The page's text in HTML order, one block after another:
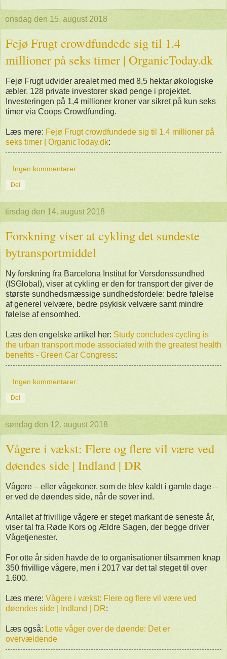
onsdag den 15. august 2018
Fejø Frugt crowdfundede sig til 1.4
millioner på seks timer | OrganicToday.dk
Fejø Frugt udvider arealet med med 8,5 hektar økologiske
æbler. 128 private investorer skød penge i projektet.
Investeringen på 1,4 millioner kroner var sikret på kun seks
timer via Coops Crowdfunding.
Læs mere: Fejø Frugt crowdfundede sig til 1.4 millioner på
seks timer | OrganicToday.dk:
Ingen kommentarer:
Del
tirsdag den 14. august 2018
Forskning viser at cykling det sundeste
bytransportmiddel
Ny forskning fra Barcelona Institut for Versdenssundhed
(ISGlobal), viser at cykling er den for transport der giver de
største sundhedsmæssige sundhedsfordele: bedre følelse
af generel velvære, bedre psykisk velvære samt mindre
følelse af ensomhed.
Læs den engelske artikel her: Study concludes cycling is
the urban transport mode associated with the greatest health
benefits - Green Car Congress:
Ingen kommentarer:
Del
søndag den 12. august 2018
Vågere i vækst: Flere og flere vil være ved
døendes side | Indland | DR
Vågere – eller vågekoner, som de blev kaldt i gamle dage –
er ved de døendes side, når de sover ind.
Antallet af frivillige vågere er steget markant de seneste år,
viser tal fra Røde Kors og Ældre Sagen, der begge driver
Vågetjenester.
For otte år siden havde de to organisationer tilsammen knap
350 frivillige vågere, men i 2017 var det tal steget til over
1.600.
Læs mere: Vågere i vækst: Flere og flere vil være ved
døendes side | Indland | DR:
Læs også: Lotte våger over de døende: Det er
overvældende